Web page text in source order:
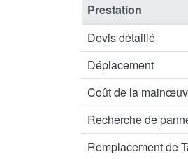
Prestation
Devis détaillé
Déplacement
Coût de la
Recherche de
Remplacement de